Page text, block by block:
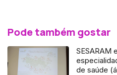
Pode também gostar
SESARAM
de saúde